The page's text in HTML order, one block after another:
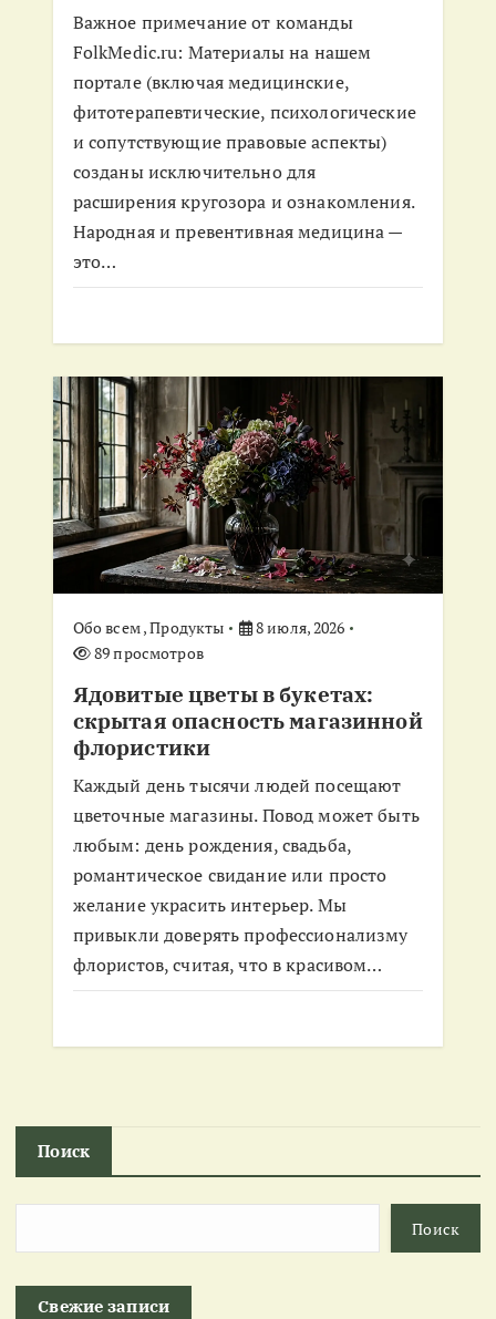
Важное примечание от команды
FolkMedic.ru: Материалы на нашем
портале (включая медицинские,
фитотерапевтические, психологические
и сопутствующие правовые аспекты)
созданы исключительно для
расширения кругозора и ознакомления.
Народная и превентивная медицина —
это…
Обо всем,Продукты
8 июля, 2026
89 просмотров
Ядовитые цветы в букетах:
скрытая опасность магазинной
флористики
Каждый день тысячи людей посещают
цветочные магазины. Повод может быть
любым: день рождения, свадьба,
романтическое свидание или просто
желание украсить интерьер. Мы
привыкли доверять профессионализму
флористов, считая, что в красивом…
Поиск
Поиск
Свежие записи